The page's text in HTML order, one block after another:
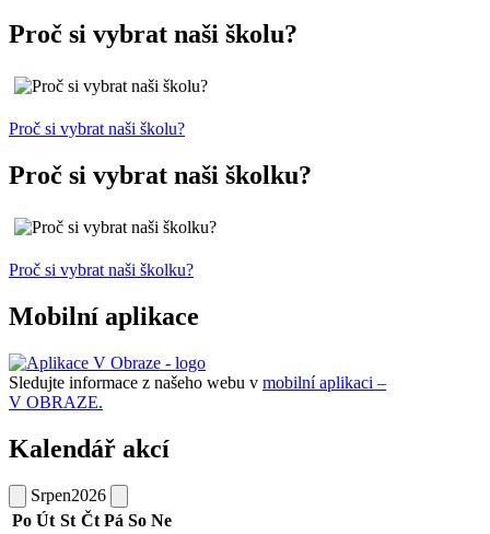
Proč si vybrat naši školu?
Proč si vybrat naši školu?
Proč si vybrat naši školku?
Proč si vybrat naši školku?
Mobilní aplikace
Sledujte informace z našeho webu v mobilní aplikaci –
V OBRAZE.
Kalendář akcí
Srpen2026
Po Út St Čt Pá So Ne